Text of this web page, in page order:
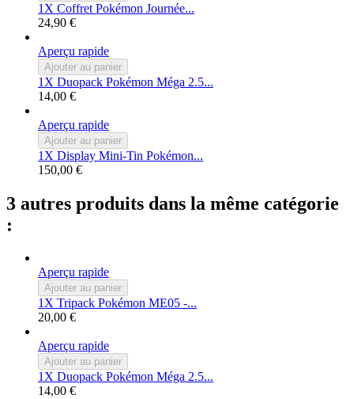
1X Coffret Pokémon Journée...
24,90 €
Aperçu rapide
Ajouter au panier
1X Duopack Pokémon Méga 2.5...
14,00 €
Aperçu rapide
Ajouter au panier
1X Display Mini-Tin Pokémon...
150,00 €
3 autres produits dans la même catégorie
:
Aperçu rapide
Ajouter au panier
1X Tripack Pokémon ME05 -...
20,00 €
Aperçu rapide
Ajouter au panier
1X Duopack Pokémon Méga 2.5...
14,00 €